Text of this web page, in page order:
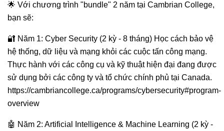
🌟 Với chương trình "bundle" 2 năm tại Cambrian College,
bạn sẽ:
🔐 Năm 1: Cyber Security (2 kỳ - 8 tháng) Học cách bảo vệ
hệ thống, dữ liệu và mạng khỏi các cuộc tấn công mạng.
Thực hành với các công cụ và kỹ thuật hiện đại đang được
sử dụng bởi các công ty và tổ chức chính phủ tại Canada.
https://cambriancollege.ca/programs/cybersecurity#program-
overview
🤖 Năm 2: Artificial Intelligence & Machine Learning (2 kỳ -